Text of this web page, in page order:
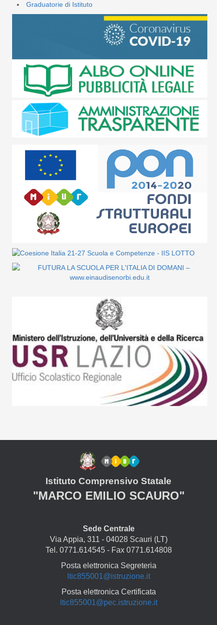
Graduatorie di Istituto
Istituto Comprensivo Statale
"MARCO EMILIO SCAURO"
Sede Centrale
Via Appia, 311 - 04028 Scauri (LT)
Tel. 0771.614545 - Fax 0771.614808
Posta elettronica Segreteria
ltic855001@istruzione.it
Posta elettronica Certificata
ltic855001@pec.istruzione.it